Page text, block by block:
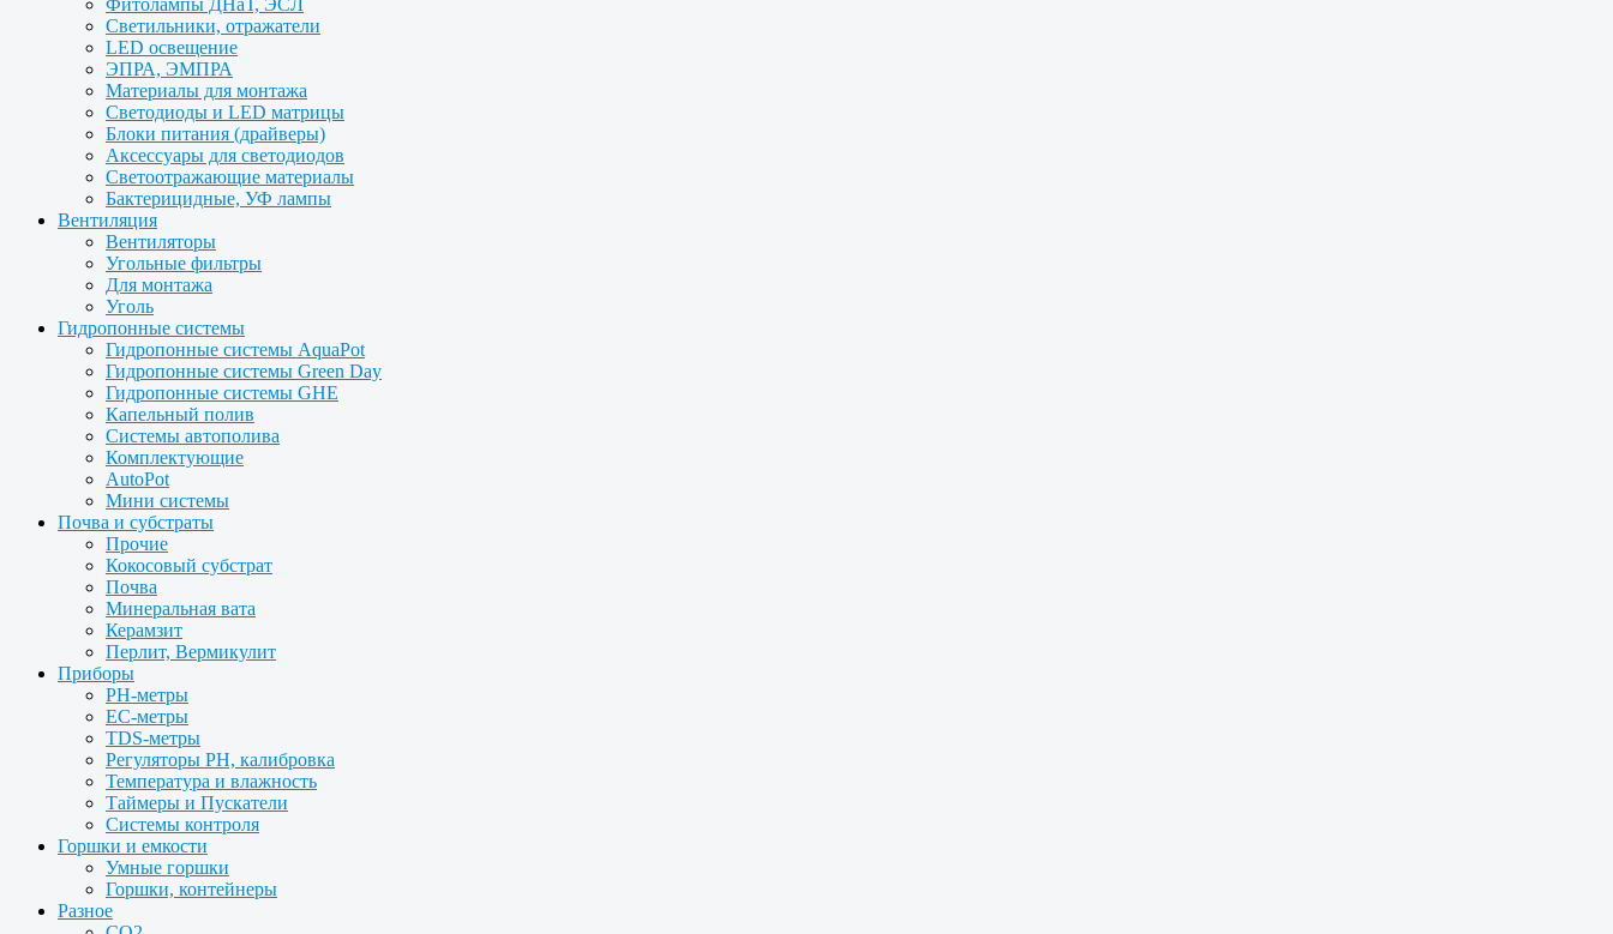
Фитолампы ДНаТ, ЭСЛ
Светильники, отражатели
LED освещение
ЭПРА, ЭМПРА
Материалы для монтажа
Светодиоды и LED матрицы
Блоки питания (драйверы)
Аксессуары для светодиодов
Светоотражающие материалы
Бактерицидные, УФ лампы
Вентиляция
Вентиляторы
Угольные фильтры
Для монтажа
Уголь
Гидропонные системы
Гидропонные системы AquaPot
Гидропонные системы Green Day
Гидропонные системы GHE
Капельный полив
Системы автополива
Комплектующие
AutoPot
Мини системы
Почва и субстраты
Прочие
Кокосовый субстрат
Почва
Минеральная вата
Керамзит
Перлит, Вермикулит
Приборы
PH-метры
EC-метры
TDS-метры
Регуляторы PH, калибровка
Температура и влажность
Таймеры и Пускатели
Системы контроля
Горшки и емкости
Умные горшки
Горшки, контейнеры
Разное